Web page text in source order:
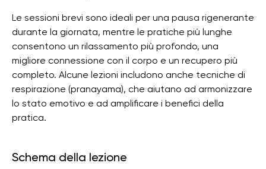
Le sessioni brevi sono ideali per una pausa rigenerante
durante la giornata, mentre le pratiche più lunghe
consentono un rilassamento più profondo, una
migliore connessione con il corpo e un recupero più
completo. Alcune lezioni includono anche tecniche di
respirazione (pranayama), che aiutano ad armonizzare
lo stato emotivo e ad amplificare i benefici della
pratica.
Schema della lezione